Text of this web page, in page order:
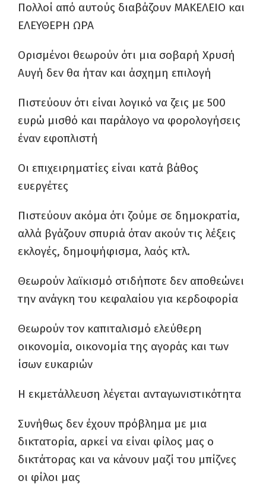
Πολλοί από αυτούς διαβάζουν ΜΑΚΕΛΕΙΟ και
ΕΛΕΥΘΕΡΗ ΩΡΑ
Ορισμένοι θεωρούν ότι μια σοβαρή Χρυσή
Αυγή δεν θα ήταν και άσχημη επιλογή
Πιστεύουν ότι είναι λογικό να ζεις με 500
ευρώ μισθό και παράλογο να φορολογήσεις
έναν εφοπλιστή
Οι επιχειρηματίες είναι κατά βάθος
ευεργέτες
Πιστεύουν ακόμα ότι ζούμε σε δημοκρατία,
αλλά βγάζουν σπυριά όταν ακούν τις λέξεις
εκλογές, δημοψήφισμα, λαός κτλ.
Θεωρούν λαϊκισμό οτιδήποτε δεν αποθεώνει
την ανάγκη του κεφαλαίου για κερδοφορία
Θεωρούν τον καπιταλισμό ελεύθερη
οικονομία, οικονομία της αγοράς και των
ίσων ευκαριών
Η εκμετάλλευση λέγεται ανταγωνιστικότητα
Συνήθως δεν έχουν πρόβλημα με μια
δικτατορία, αρκεί να είναι φίλος μας ο
δικτάτορας και να κάνουν μαζί του μπίζνες
οι φίλοι μας